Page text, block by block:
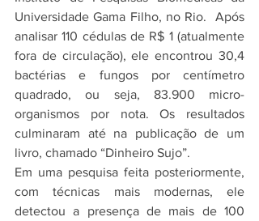
Universidade Gama Filho, no Rio.  Após
analisar 110 cédulas de R$ 1 (atualmente
fora de circulação), ele encontrou 30,4
bactérias e fungos por centímetro
quadrado, ou seja, 83.900 micro-
organismos por nota. Os resultados
culminaram até na publicação de um
livro, chamado “Dinheiro Sujo”.
Em uma pesquisa feita posteriormente,
com técnicas mais modernas, ele
detectou a presença de mais de 100